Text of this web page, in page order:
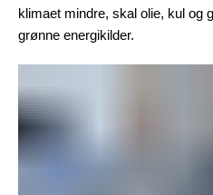
klimaet mindre, skal olie, kul og
grønne energikilder.